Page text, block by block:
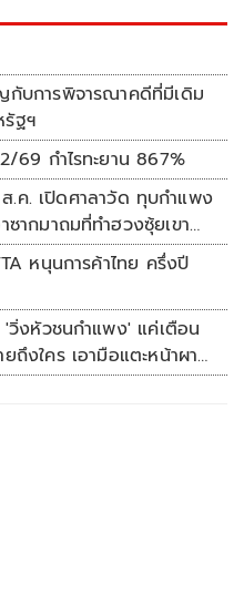
กับการพิจารณาคดีที่มีเดิม
ฐฯ
69 กำไรทะยาน 867%
.ค. เปิดศาลาวัด ทุบกำแพง
ซากมาถมที่ทำฮวงซุ้ยเขา
หนุนการค้าไทย ครึ่งปี
งหัวชนกำแพง' แค่เตือน
ถึงใคร เอามือแตะหน้าผา